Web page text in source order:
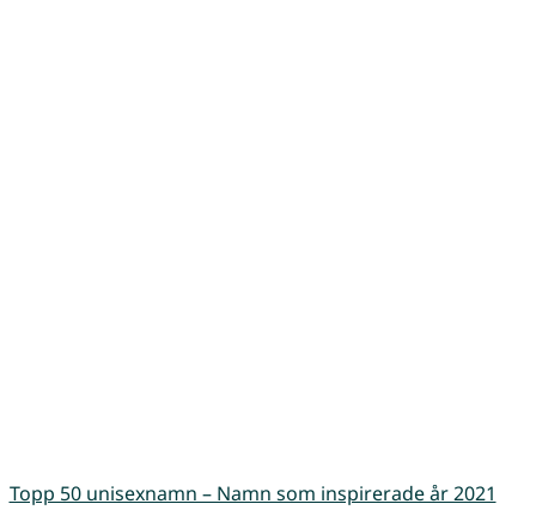
Topp 50 unisexnamn – Namn som inspirerade år 2021